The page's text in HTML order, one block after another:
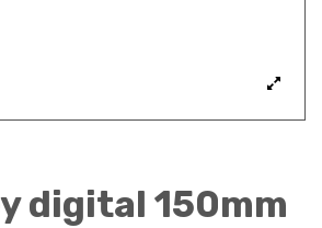
digital 150mm